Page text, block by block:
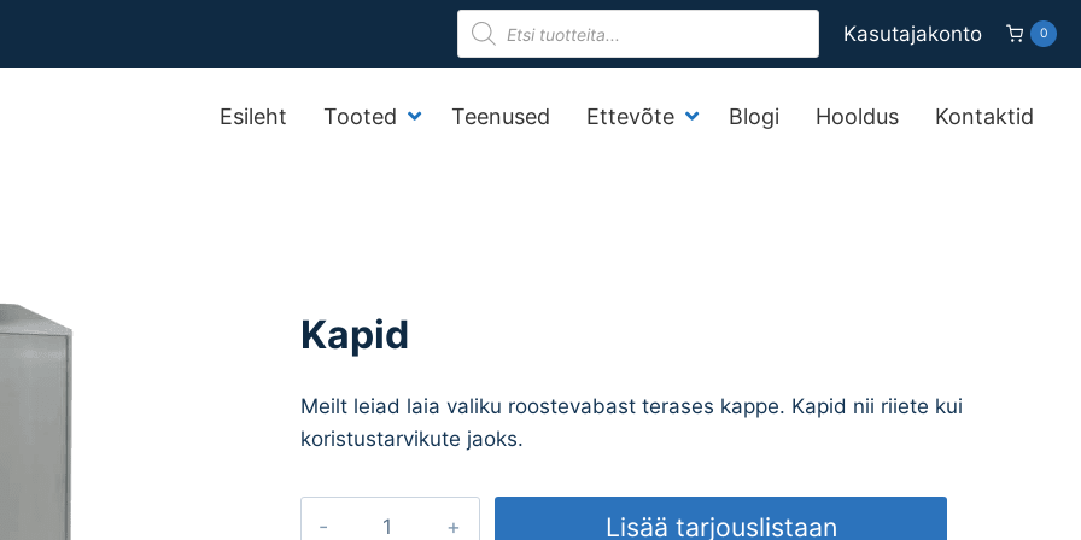
Products
search
Kasutajakonto 0
Esileht Tooted Teenused Ettevõte Blogi Hooldus Kontaktid
Kapid
Meilt leiad laia valiku roostevabast terases kappe. Kapid nii riiete kui
koristustarvikute jaoks.
Lisää tarjouslistaan